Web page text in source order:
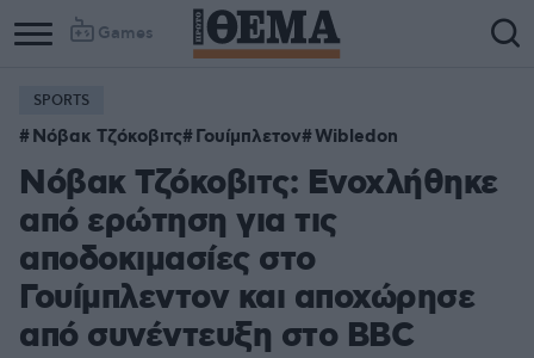
Games
Column
1
Column
2
SPORTS
Νόβακ Τζόκοβιτς Γουίμπλετον Wibledon
Νόβακ Τζόκοβιτς: Ενοχλήθηκε
από ερώτηση για τις
αποδοκιμασίες στο
Γουίμπλεντον και αποχώρησε
από συνέντευξη στο BBC